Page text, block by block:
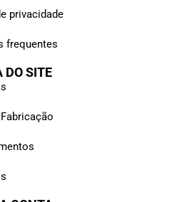
privacidade
frequentes
DO SITE